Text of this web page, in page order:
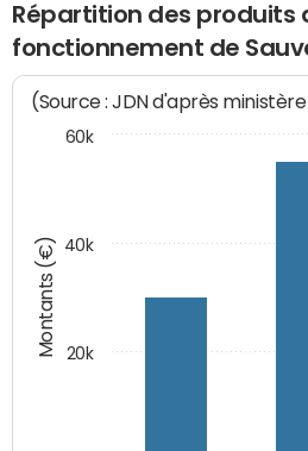
Répartition des produits
fonctionnement de
Montants (€)
(Source : JDN d'après
20k
40k
60k